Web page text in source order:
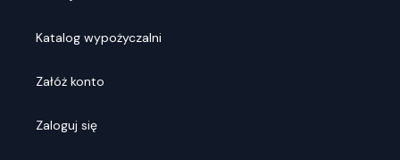
Katalog wypożyczalni
Załóż konto
Zaloguj się